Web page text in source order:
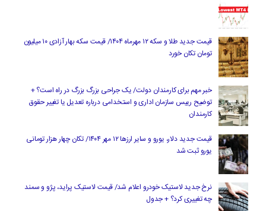
قیمت جدید طلا و سکه ۱۲ مهرماه ۱۴۰۴/ قیمت سکه بهار آزادی ۱۰ میلیون
تومان تکان خورد
خبر مهم برای کارمندان دولت/ یک جراحی بزرگ بزرگ در راه است؟ +
توضیح رییس سازمان اداری و استخدامی درباره تعدیل یا تغییر حقوق
کارمندان
قیمت جدید دلار، یورو و سایر ارزها ۱۲ مهر ۱۴۰۴/ تکان چهار هزار تومانی
یورو ثبت شد
نرخ جدید لاستیک خودرو اعلام شد/ قیمت لاستیک پراید، پژو و سمند
چه تغییری کرد؟ + جدول